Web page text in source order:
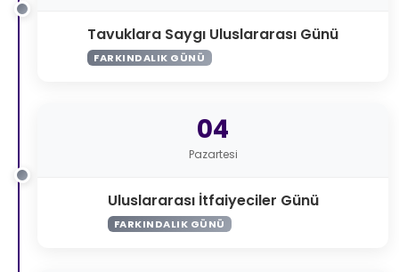
Tavuklara Saygı Uluslararası Günü
FARKINDALIK GÜNÜ
04
Pazartesi
Uluslararası İtfaiyeciler Günü
FARKINDALIK GÜNÜ